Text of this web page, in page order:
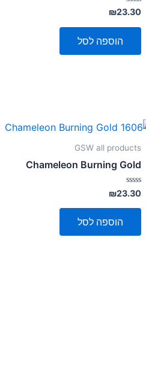
דורג
0
מתוך
₪23.30
הוספה לסל
GSW all products
Chameleon Burning Gold
דורג
0
מתוך
₪23.30
הוספה לסל